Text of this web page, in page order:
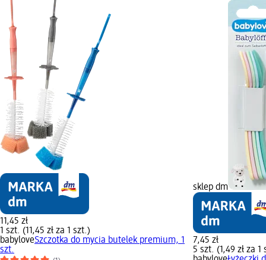
11,45 zł
1 szt. (11,45 zł za 1 szt.)
babyloveSzczotka do mycia butelek premium, 1
szt.
sklep dm
7,45 zł
5 szt. (1,49 zł za 1